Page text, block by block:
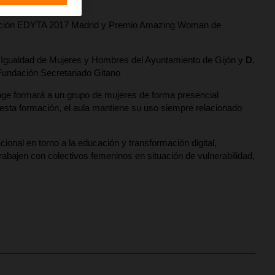
EDYTA 2017 Madrid y Premio Amazing Woman de
de Mujeres y Hombres del Ayuntamiento de Gijón y D.
Secretariado Gitano
formará a un grupo de mujeres de forma presencial
formación, el aula mantiene su uso siempre relacionado
en torno a la educación y transformación digital,
con colectivos femeninos en situación de vulnerabilidad,